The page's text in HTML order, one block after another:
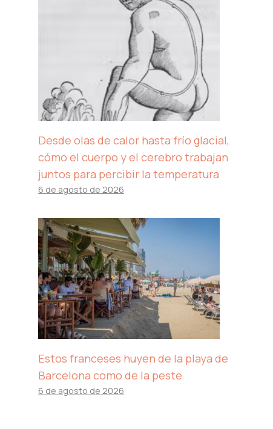
Desde olas de calor hasta frío glacial,
cómo el cuerpo y el cerebro trabajan
juntos para percibir la temperatura
6 de agosto de 2026
Estos franceses huyen de la playa de
Barcelona como de la peste
6 de agosto de 2026